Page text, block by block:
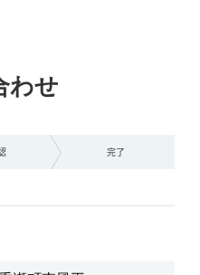
わせ
完了